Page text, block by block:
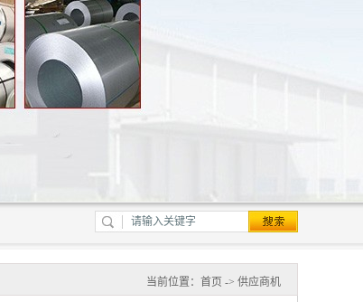
当前位置： 首页 -> 供应商机